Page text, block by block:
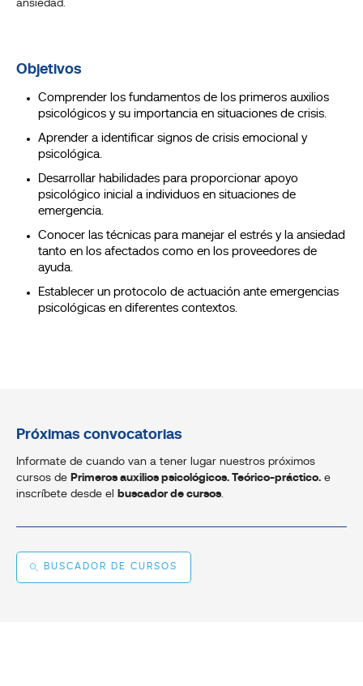
ansiedad.
Objetivos
Comprender los fundamentos de los primeros auxilios
psicológicos y su importancia en situaciones de crisis.
Aprender a identificar signos de crisis emocional y
psicológica.
Desarrollar habilidades para proporcionar apoyo
psicológico inicial a individuos en situaciones de
emergencia.
Conocer las técnicas para manejar el estrés y la ansiedad
tanto en los afectados como en los proveedores de
ayuda.
Establecer un protocolo de actuación ante emergencias
psicológicas en diferentes contextos.
Próximas convocatorias
Informate de cuando van a tener lugar nuestros próximos
cursos de Primeros auxilios psicológicos. Teórico-práctico. e
inscríbete desde el buscador de cursos.
BUSCADOR DE CURSOS